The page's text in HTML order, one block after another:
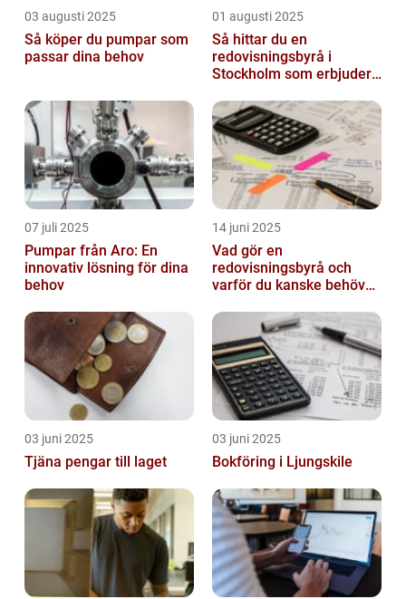
03 augusti 2025
Så köper du pumpar som
passar dina behov
01 augusti 2025
Så hittar du en
redovisningsbyrå i
Stockholm som erbjuder
07 juli 2025
Pumpar från Aro: En
innovativ lösning för dina
behov
14 juni 2025
Vad gör en
redovisningsbyrå och
varför du kanske behöver
03 juni 2025
Tjäna pengar till laget
03 juni 2025
Bokföring i Ljungskile